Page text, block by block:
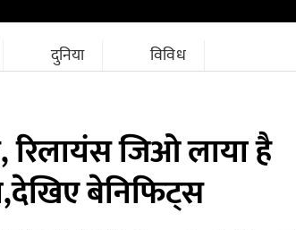
दुनिया विविध
जिओ लाया है
बेनिफिट्स